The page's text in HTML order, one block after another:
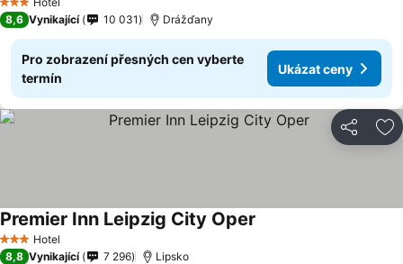
3 Počet hvězdiček
8,6 Vynikající 10 031 Drážďany
Pro zobrazení přesných cen vyberte
termín
Ukázat ceny
Sdílet
3 Počet hvězdiček
Hotel
Premier Inn Leipzig City Oper
8,8 Vynikající 7 296 Lipsko